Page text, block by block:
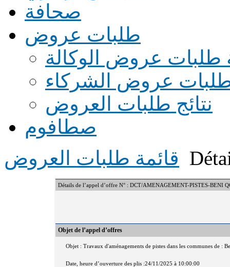
صحافة
طلبات عروض
طلبات عروض الوكالة
طلبات عروض الشركاء
نتائج طلبات العروض
صطافوم
قائمة طلبات العروض
Détails de l’appel d’offre N° : DCT/AMENAGEMENT-PISTES-BENI
Objet de l’appel d’offres
Objet : Travaux d'aménagements de pistes dans les communes de :
Date, heure d’ouverture des plis :24/11/2025 à 10:00:00